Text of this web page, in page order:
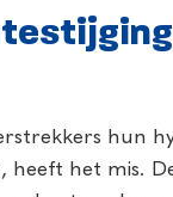
hun
heeft het mis.